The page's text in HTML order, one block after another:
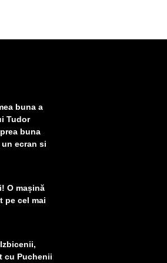
buna a
Tudor
buna
ecran si
O mașină
pe cel mai
cu Puchenii